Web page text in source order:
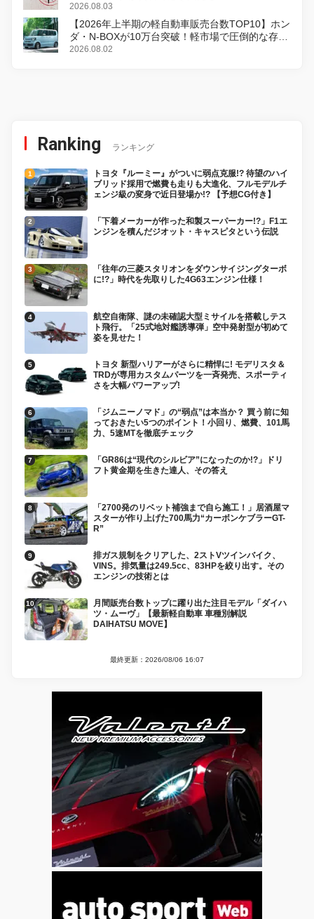
2026.08.03
【2026年上半期の軽自動車販売台数TOP10】ホン
ダ・N-BOXが10万台突破！軽市場で圧倒的な存在
感
2026.08.02
Ranking ランキング
トヨタ『ルーミー』がついに弱点克服!? 待望のハイ
ブリッド採用で燃費も走りも大進化、フルモデルチ
ェンジ級の変身で近日登場か!? 【予想CG付き】
「下着メーカーが作った和製スーパーカー!?」F1エ
ンジンを積んだジオット・キャスピタという伝説
「往年の三菱スタリオンをダウンサイジングターボ
に!?」時代を先取りした4G63エンジン仕様！
航空自衛隊、謎の未確認大型ミサイルを搭載しテス
ト飛行。「25式地対艦誘導弾」空中発射型が初めて
姿を見せた！
トヨタ 新型ハリアーがさらに精悍に! モデリスタ＆
TRDが専用カスタムパーツを一斉発売、スポーティ
さを大幅パワーアップ!
「ジムニーノマド」の“弱点”は本当か？ 買う前に知
っておきたい5つのポイント！小回り、燃費、101馬
力、5速MTを徹底チェック
「GR86は“現代のシルビア”になったのか!?」ドリ
フト黄金期を生きた達人、その答え
「2700発のリベット補強まで自ら施工！」居酒屋マ
スターが作り上げた700馬力“カーボンケブラーGT-
R”
排ガス規制をクリアした、2ストVツインバイク、
VINS。排気量は249.5cc、83HPを絞り出す。その
エンジンの技術とは
月間販売台数トップに躍り出た注目モデル「ダイハ
ツ・ムーヴ」【最新軽自動車 車種別解説
DAIHATSU MOVE】
最終更新：2026/08/06 16:07